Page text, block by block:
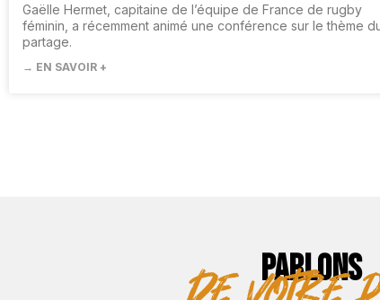
Gaëlle Hermet, capitaine de l’équipe de France de rugby
féminin, a récemment animé une conférence sur le thème
partage.
→ EN SAVOIR +
PARLONS